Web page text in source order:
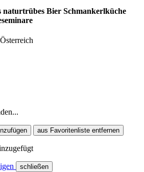
naturtrübes Bier Schmankerlküche
aus Favoritenliste entfernen
schließen